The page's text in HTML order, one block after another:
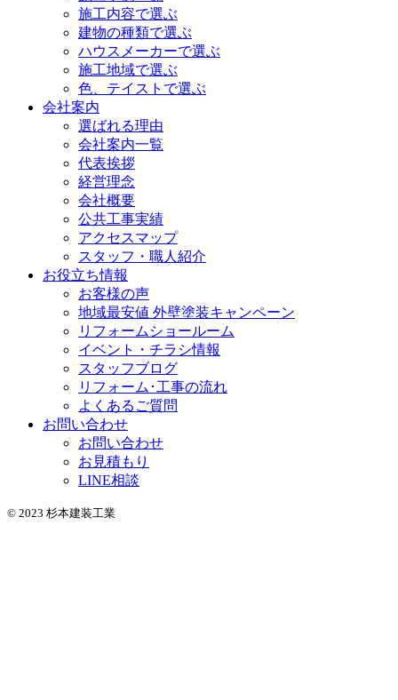
施工内容で選ぶ
建物の種類で選ぶ
ハウスメーカーで選ぶ
施工地域で選ぶ
色、テイストで選ぶ
会社案内
選ばれる理由
会社案内一覧
代表挨拶
経営理念
会社概要
公共工事実績
アクセスマップ
スタッフ・職人紹介
お役立ち情報
お客様の声
地域最安値 外壁塗装キャンペーン
リフォームショールーム
イベント・チラシ情報
スタッフブログ
リフォーム･工事の流れ
よくあるご質問
お問い合わせ
お問い合わせ
お見積もり
LINE相談
© 2023 杉本建装工業